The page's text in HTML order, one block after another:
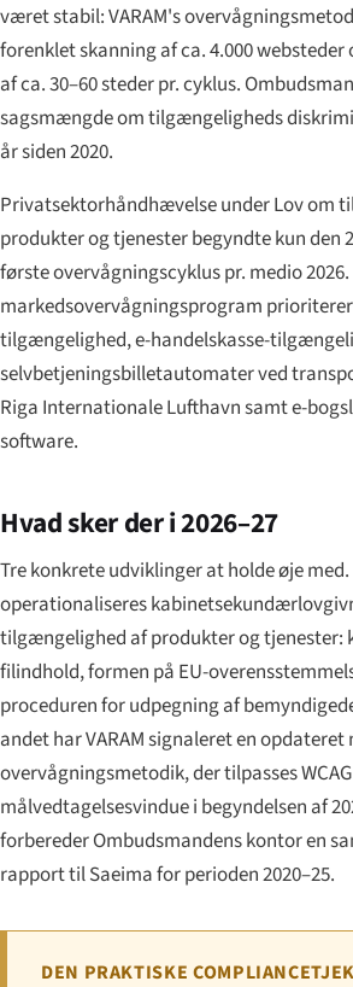
været stabil: VARAM's
forenklet skanning af ca. 4.000
af ca. 30–60 steder pr. cyklus.
sagsmængde om tilgængeligheds
år siden 2020.
Privatsektorhåndhævelse under Lov om
produkter og tjenester begyndte kun den
første overvågningscyklus pr. medio 2026.
markedsovervågningsprogram
tilgængelighed, e-handelskasse-
selvbetjeningsbilletautomater ved
Riga Internationale Lufthavn samt e-
software.
Hvad sker der i 2026–27
Tre konkrete udviklinger at holde øje
operationaliseres
tilgængelighed af produkter og tjenester:
filindhold, formen på EU-
proceduren for udpegning af
andet har VARAM signaleret en opdateret
overvågningsmetodik, der tilpasses
målvedtagelsesvindue i begyndelsen af
forbereder Ombudsmandens kontor en
rapport til Saeima for perioden 2020–25.
DEN PRAKTISKE